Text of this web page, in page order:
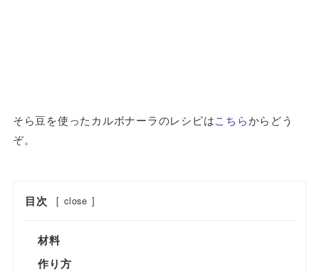
そら豆を使ったカルボナーラのレシピはこちらからどう
ぞ。
目次 [ close ]
材料
作り方